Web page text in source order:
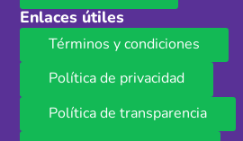
Enlaces útiles
Términos y condiciones
Política de privacidad
Política de transparencia